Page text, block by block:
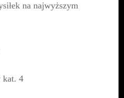
na najwyższym
kat. 4